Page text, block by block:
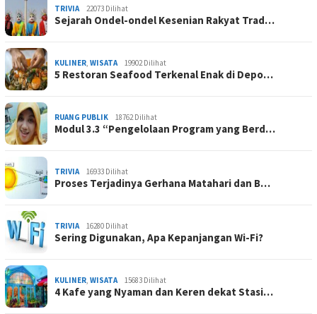
TRIVIA 22073 Dilihat
Sejarah Ondel-ondel Kesenian Rakyat Trad…
KULINER, WISATA 19902 Dilihat
5 Restoran Seafood Terkenal Enak di Depo…
RUANG PUBLIK 18762 Dilihat
Modul 3.3 “Pengelolaan Program yang Berd…
TRIVIA 16933 Dilihat
Proses Terjadinya Gerhana Matahari dan B…
TRIVIA 16280 Dilihat
Sering Digunakan, Apa Kepanjangan Wi-Fi?
KULINER, WISATA 15683 Dilihat
4 Kafe yang Nyaman dan Keren dekat Stasi…